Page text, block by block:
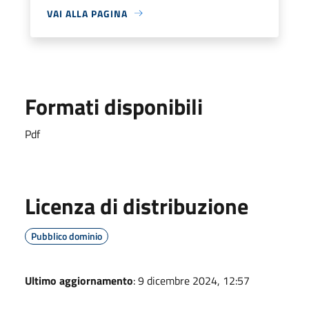
VAI ALLA PAGINA
Formati disponibili
Pdf
Licenza di distribuzione
Pubblico dominio
Ultimo aggiornamento: 9 dicembre 2024, 12:57